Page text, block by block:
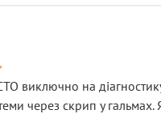
виключно на
через скрип у гальмах.